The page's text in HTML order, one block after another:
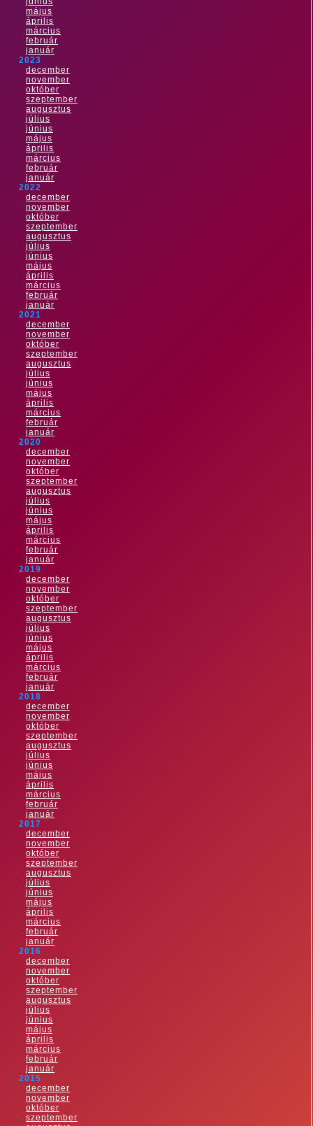
május
április
március
február
január
2023
december
november
október
szeptember
augusztus
július
június
május
április
március
február
január
2022
december
november
október
szeptember
augusztus
július
június
május
április
március
február
január
2021
december
november
október
szeptember
augusztus
július
június
május
április
március
február
január
2020
december
november
október
szeptember
augusztus
július
június
május
április
március
február
január
2019
december
november
október
szeptember
augusztus
július
június
május
április
március
február
január
2018
december
november
október
szeptember
augusztus
július
június
május
április
március
február
január
2017
december
november
október
szeptember
augusztus
július
június
május
április
március
február
január
2016
december
november
október
szeptember
augusztus
július
június
május
április
március
február
január
2015
december
november
október
szeptember